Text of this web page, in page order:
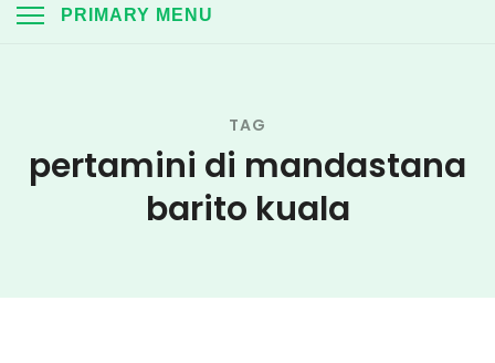
PRIMARY MENU
TAG
pertamini di mandastana
barito kuala